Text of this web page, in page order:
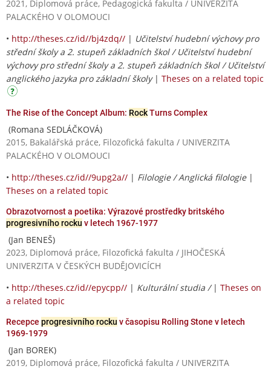
2021, Diplomová práce, Pedagogická fakulta / UNIVERZITA
PALACKÉHO V OLOMOUCI
• http://theses.cz/id//bj4zdq// | Učitelství hudební výchovy pro
střední školy a 2. stupeň základních škol / Učitelství hudební
výchovy pro střední školy a 2. stupeň základních škol / Učitelství
anglického jazyka pro základní školy| Theses on a related topic
The Rise of the Concept Album: RockTurns Complex
(Romana SEDLÁČKOVÁ)
2015, Bakalářská práce, Filozofická fakulta / UNIVERZITA
PALACKÉHO V OLOMOUCI
• http://theses.cz/id//9upg2a// | Filologie / Anglická filologie|
Theses on a related topic
Obrazotvornost a poetika: Výrazové prostředky britského
progresivního rocku v letech 1967-1977
(Jan BENEŠ)
2023, Diplomová práce, Filozofická fakulta / JIHOČESKÁ
UNIVERZITA V ČESKÝCH BUDĚJOVICÍCH
• http://theses.cz/id//epycpp// | Kulturální studia / | Theses on
a related topic
Recepce progresivního rocku v časopisu Rolling Stone v letech
1969-1979
(Jan BOREK)
2019, Diplomová práce, Filozofická fakulta / UNIVERZITA